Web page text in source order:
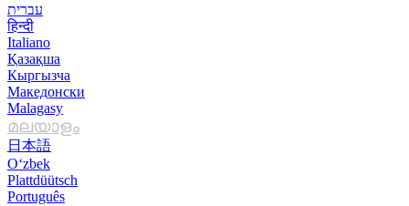
עברית
हिन्दी
Italiano
Қазақша
Кыргызча
Македонски
Malagasy
മലയാളം
日本語
O‘zbek
Plattdüütsch
Português